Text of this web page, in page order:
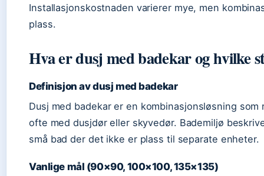
Installasjonskostnaden varierer mye, men
plass.
Hva er dusj med badekar og hvilke
Definisjon av dusj med badekar
Dusj med badekar er en kombinasjonsløsning
ofte med dusjdør eller skyvedør. Bademiljø
små bad der det ikke er plass til separate enheter.
Vanlige mål (90×90, 100×100, 135×135)